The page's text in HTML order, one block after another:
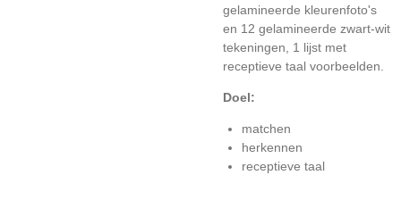
gelamineerde kleurenfoto's
en 12 gelamineerde zwart-wit
tekeningen, 1 lijst met
receptieve taal voorbeelden.
Doel:
matchen
herkennen
receptieve taal